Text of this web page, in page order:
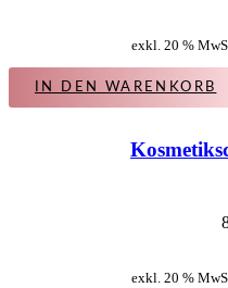
exkl. 20 %
IN DEN WARENKORB
exkl. 20 %